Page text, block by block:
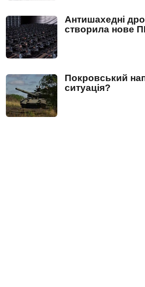
Антишахедні
створила нове
Покровський
ситуація?